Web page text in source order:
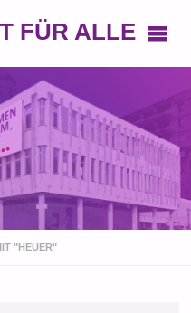
FÜR ALLE
"HEUER"